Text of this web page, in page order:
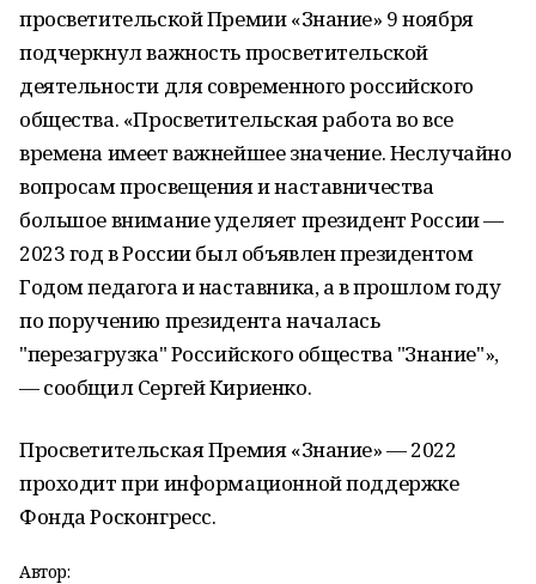
просветительской Премии «Знание» 9 ноября
подчеркнул важность просветительской
деятельности для современного российского
общества. «Просветительская работа во все
времена имеет важнейшее значение. Неслучайно
вопросам просвещения и наставничества
большое внимание уделяет президент России —
2023 год в России был объявлен президентом
Годом педагога и наставника, а в прошлом году
по поручению президента началась
"перезагрузка" Российского общества "Знание"»,
— сообщил Сергей Кириенко.
Просветительская Премия «Знание» — 2022
проходит при информационной поддержке
Фонда Росконгресс.
Автор: